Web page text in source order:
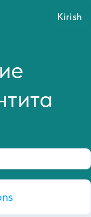
Kirish